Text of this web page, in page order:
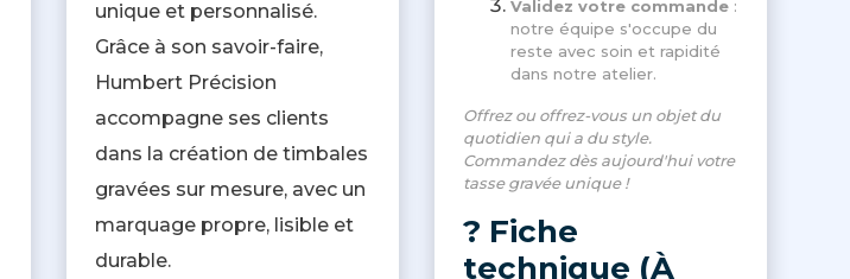
Validez votre commande:
notre équipe s'occupe du
reste avec soin et rapidité
dans notre atelier.
Offrez ou offrez-vous un objet du
quotidien qui a du style.
Commandez dès aujourd'hui votre
tasse gravée unique !
? Fiche
technique (À
unique et personnalisé.
Grâce à son savoir-faire,
Humbert Précision
accompagne ses clients
dans la création de timbales
gravées sur mesure, avec un
marquage propre, lisible et
durable.